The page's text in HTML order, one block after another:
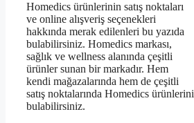
Homedics ürünlerinin satış noktaları
ve online alışveriş seçenekleri
hakkında merak edilenleri bu yazıda
bulabilirsiniz. Homedics markası,
sağlık ve wellness alanında çeşitli
ürünler sunan bir markadır. Hem
kendi mağazalarında hem de çeşitli
satış noktalarında Homedics ürünlerini
bulabilirsiniz.